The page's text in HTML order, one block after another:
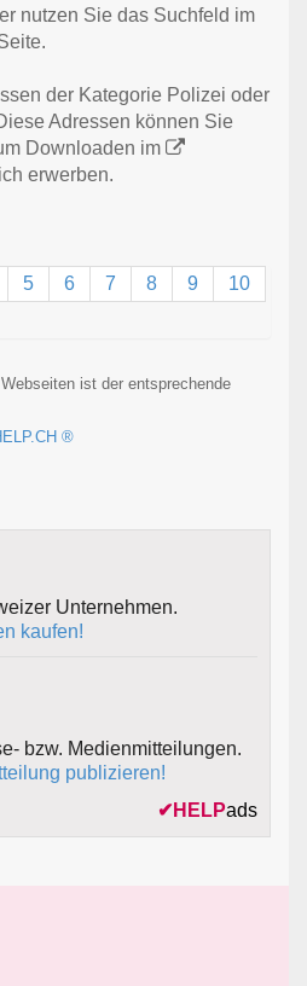
nutzen Sie das Suchfeld im
der Kategorie Polizei oder
Adressen können Sie
Downloaden im
erwerben.
5 6 7 8 9
10
ist der entsprechende
®
Unternehmen.
kaufen!
bzw. Medienmitteilungen.
publizieren!
✔ HELPads